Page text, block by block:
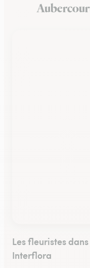
Les fleuristes
Interflora